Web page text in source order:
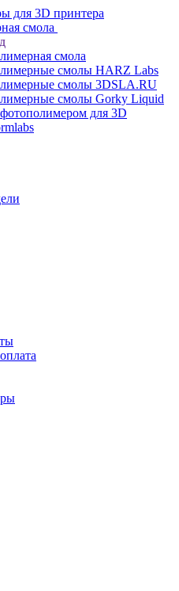
для 3D принтера
смола
смола
смолы HARZ Labs
смолы 3DSLA.RU
смолы Gorky Liquid
для 3D